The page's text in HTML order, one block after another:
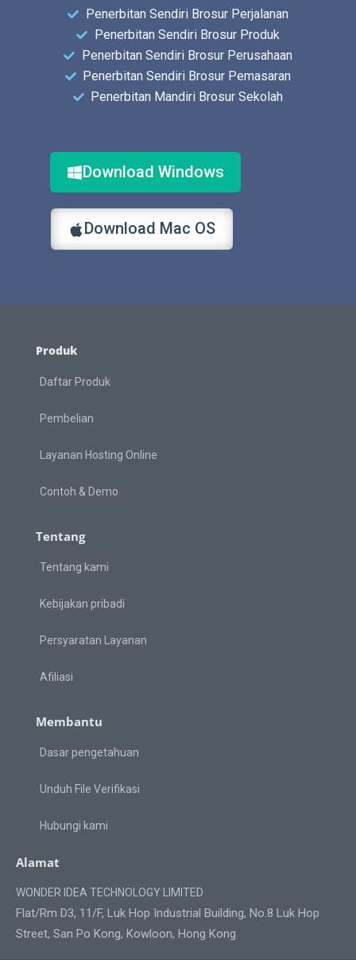
Penerbitan Sendiri Brosur Perjalanan
Penerbitan Sendiri Brosur Produk
Penerbitan Sendiri Brosur Perusahaan
Penerbitan Sendiri Brosur Pemasaran
Penerbitan Mandiri Brosur Sekolah
Download Windows
Download Mac OS
Produk
Daftar Produk
Pembelian
Layanan Hosting Online
Contoh & Demo
Tentang
Tentang kami
Kebijakan pribadi
Persyaratan Layanan
Afiliasi
Membantu
Dasar pengetahuan
Unduh File Verifikasi
Hubungi kami
Alamat
WONDER IDEA TECHNOLOGY LIMITED
Flat/Rm D3, 11/F, Luk Hop Industrial Building, No.8 Luk Hop
Street, San Po Kong, Kowloon, Hong Kong